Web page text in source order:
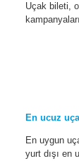
Uçak bileti,
En ucuz
En uygun
yurt dışı en